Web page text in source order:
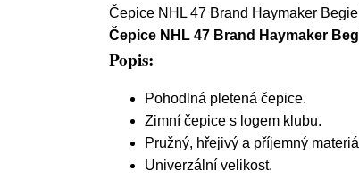
Čepice NHL 47 Brand Haymaker
Čepice NHL 47 Brand Haymaker
Popis:
Pohodlná pletená čepice.
Zimní čepice s logem klubu.
Pružný, hřejivý a příjemný
Univerzální velikost.